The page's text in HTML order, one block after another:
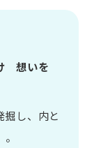
想いを​
し、 内と​